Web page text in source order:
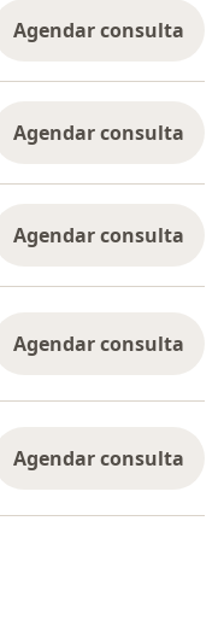
Agendar consulta
Agendar consulta
Agendar consulta
Agendar consulta
Agendar consulta